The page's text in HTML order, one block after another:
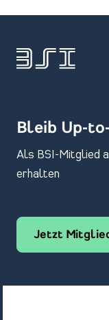
Bleib Up-
Als BSI-Mitglied
erhalten
Jetzt